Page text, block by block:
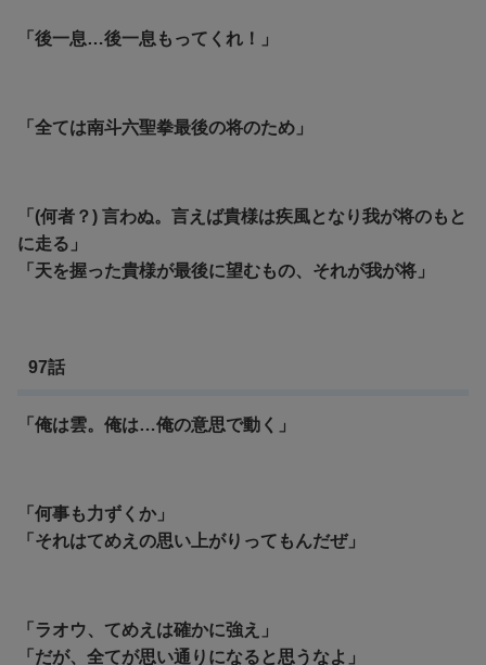
「後一息…後一息もってくれ！」
「全ては南斗六聖拳最後の将のため」
「(何者？) 言わぬ。言えば貴様は疾風となり我が将のもと
に走る」
「天を握った貴様が最後に望むもの、それが我が将」
97話
「俺は雲。俺は…俺の意思で動く」
「何事も力ずくか」
「それはてめえの思い上がりってもんだぜ」
「ラオウ、てめえは確かに強え」
「だが、全てが思い通りになると思うなよ」